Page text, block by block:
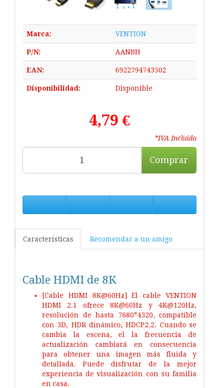
Marca: VENTION
P/N: AANBH
EAN: 6922794743502
Disponibilidad: Disponible
4,79 €
*IVA Incluido
Comprar
Características Recomendar a un amigo
Cable HDMI de 8K
[Cable HDMI 8K@60Hz] El cable VENTION
HDMI 2.1 ofrece 8K@60Hz y 4K@120Hz,
resolución de hasta 7680*4320, compatible
con 3D, HDR dinámico, HDCP2.2. Cuando se
cambia la escena, el la frecuencia de
actualización cambiará en consecuencia
para obtener una imagen más fluida y
detallada. Puede disfrutar de la mejor
experiencia de visualización con su familia
en casa.